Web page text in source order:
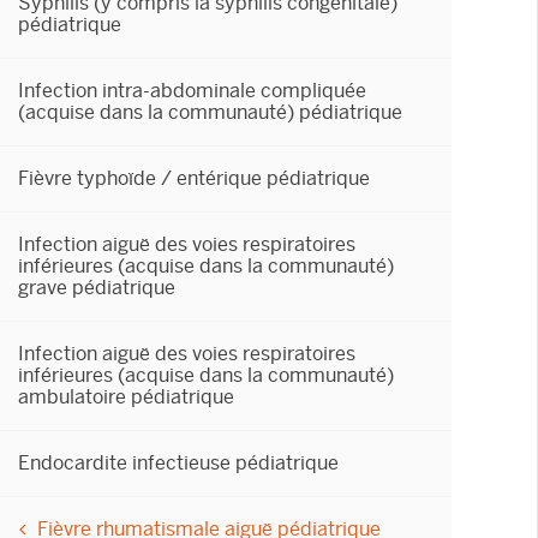
pédiatrique
Infection intra-abdominale compliquée
(acquise dans la communauté) pédiatrique
Fièvre typhoïde / entérique pédiatrique
Infection aiguë des voies respiratoires
inférieures (acquise dans la communauté)
grave pédiatrique
Infection aiguë des voies respiratoires
inférieures (acquise dans la communauté)
ambulatoire pédiatrique
Endocardite infectieuse pédiatrique
Fièvre rhumatismale aiguë pédiatrique